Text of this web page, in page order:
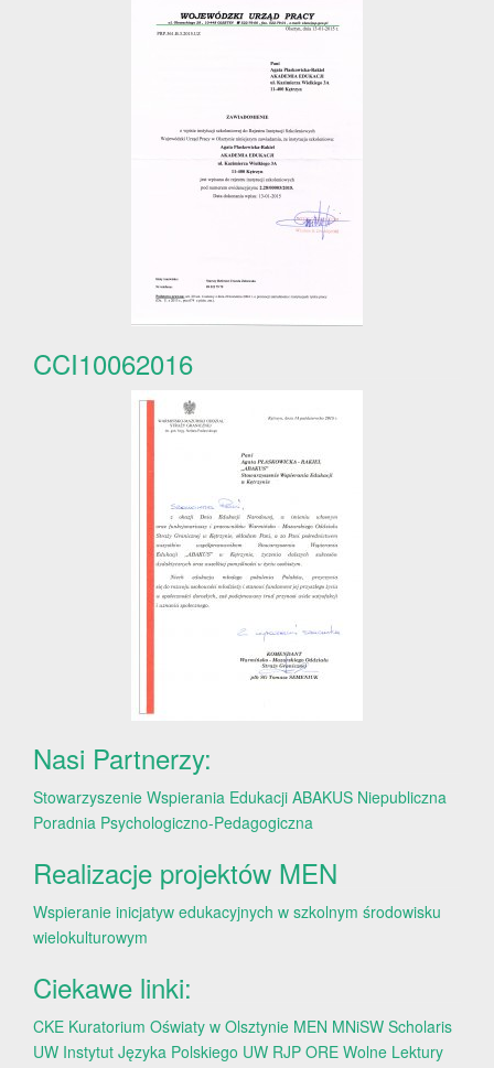
CCI10062016
Nasi Partnerzy:
Stowarzyszenie Wspierania Edukacji ABAKUS Niepubliczna
Poradnia Psychologiczno-Pedagogiczna
Realizacje projektów MEN
Wspieranie inicjatyw edukacyjnych w szkolnym środowisku
wielokulturowym
Ciekawe linki:
CKE Kuratorium Oświaty w Olsztynie MEN MNiSW Scholaris
UW Instytut Języka Polskiego UW RJP ORE Wolne Lektury